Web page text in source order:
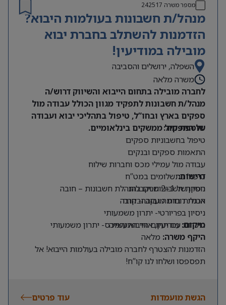
מספר משרה 242517
מנהל/ת חשבונות בעולמות היבוא?
הזדמנות להשתלב בחברת יבוא
מובילה במודיעין!
השפלה, ירושלים והסביבה
משרה מלאה
לחברה מובילה בתחום הייבוא והשיווק דרוש/ה
מנהל/ת חשבונות לתפקיד מגוון הכולל עבודה מול
ספקים בארץ ובחו”ל, טיפול בתהליכי יבוא ועבודה
שוטפת מול ממשקים בינלאומיים.
על התפקיד:
טיפול בחשבוניות ספקים
התאמות ספקים ובנקים
עבודה מול עמילי מכס וחברות שילוח
טיפול בתשלומים במט”ח
הפקת חשבוניות וקבלות
הכנת דוחות מעקב ובקרה
דרישות:
ניסיון של 1–2 שנים בהנהלת חשבונות – חובה
אנגלית ברמה גבוהה- חובה
ניסיון בפריורטי- יתרון משמעותי
היכרות עם תחום הייבוא והמכס- יתרון משמעותי
מיקום:מודיעין, אזור התעשייה
היקף משרה: מלאה
הזדמנות להצטרף לחברה מובילה בעולמות הייבוא! אל
תפספסו ושלחו לנו קו”ח!
הגשת מועמדות עוד פרטים